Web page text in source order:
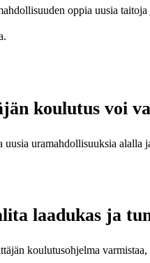
oppia uusia
koulutus voi
uramahdollisuuksia
laadukas ja
koulutusohjelma